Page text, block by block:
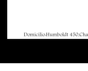
Domicilio:Humboldt